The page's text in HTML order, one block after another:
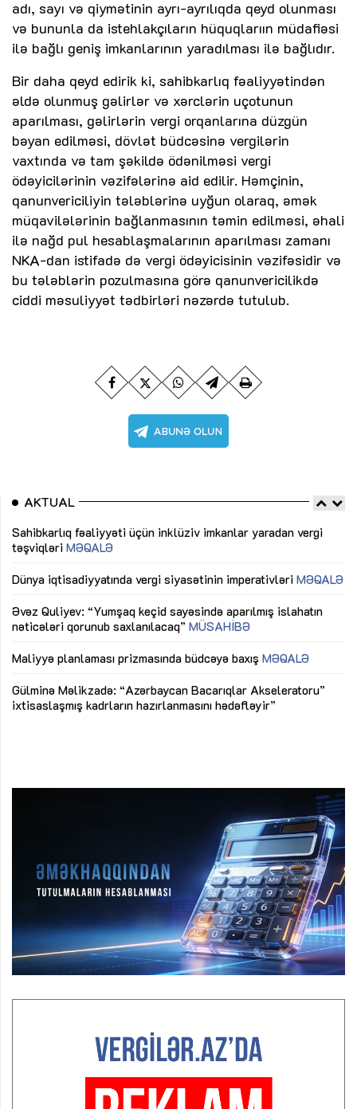
adı, sayı və qiymətinin ayrı-ayrılıqda qeyd olunması
və bununla da istehlakçıların hüquqlarıın müdafiəsi
ilə bağlı geniş imkanlarının yaradılması ilə bağlıdır.
Bir daha qeyd edirik ki, sahibkarlıq fəaliyyətindən
əldə olunmuş gəlirlər və xərclərin uçotunun
aparılması, gəlirlərin vergi orqanlarına düzgün
bəyan edilməsi, dövlət büdcəsinə vergilərin
vaxtında və tam şəkildə ödənilməsi vergi
ödəyicilərinin vəzifələrinə aid edilir. Həmçinin,
qanunvericiliyin tələblərinə uyğun olaraq, əmək
müqavilələrinin bağlanmasının təmin edilməsi, əhali
ilə nağd pul hesablaşmalarının aparılması zamanı
NKA-dan istifadə də vergi ödəyicisinin vəzifəsidir və
bu tələblərin pozulmasına görə qanunvericilikdə
ciddi məsuliyyət tədbirləri nəzərdə tutulub.
AKTUAL
Sahibkarlıq fəaliyyəti üçün inklüziv imkanlar yaradan vergi
təşviqləri MƏQALƏ
Dünya iqtisadiyyatında vergi siyasətinin imperativləri MƏQALƏ
Əvəz Quliyev: “Yumşaq keçid sayəsində aparılmış islahatın
nəticələri qorunub saxlanılacaq” MÜSAHİBƏ
Maliyyə planlaması prizmasında büdcəyə baxış MƏQALƏ
Gülminə Məlikzadə: “Azərbaycan Bacarıqlar Akseleratoru”
ixtisaslaşmış kadrların hazırlanmasını hədəfləyir”